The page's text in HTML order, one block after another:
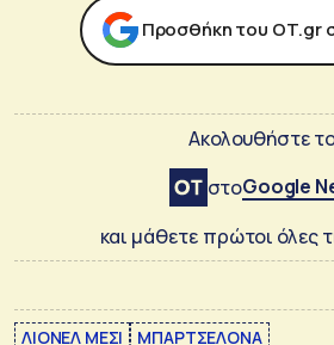
Προσθήκη του ΟΤ.gr
Ακολουθήστε
στοGoogle
και μάθετε πρώτοι όλες
ΛΙΟΝΕΛ ΜΕΣΙ ΜΠΑΡΤΣΕΛΟΝΑ